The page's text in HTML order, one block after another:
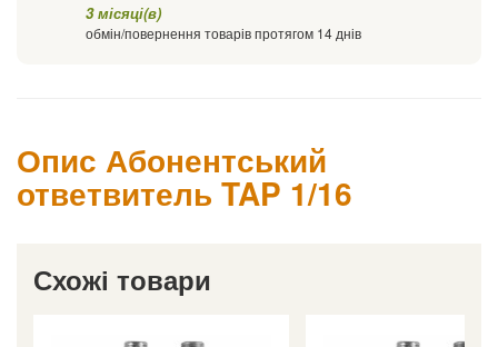
3 місяці(в)
обмін/повернення товарів протягом 14 днів
Опис Абонентський
ответвитель TAP 1/16
Схожі товари